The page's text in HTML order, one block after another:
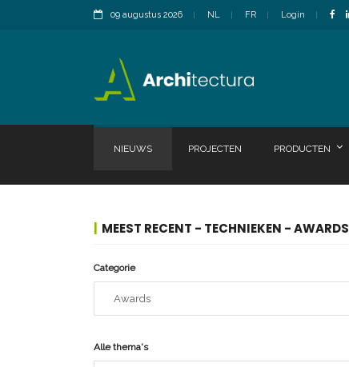
09 augustus 2026 NL FR Login
NIEUWS PROJECTEN PRODUCTEN
MEEST RECENT - TECHNIEKEN - AWARDS
Categorie
Alle thema's